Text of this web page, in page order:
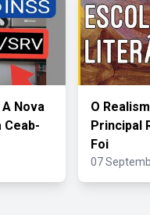
Nova
Ceab-
O
Principal
Foi
07